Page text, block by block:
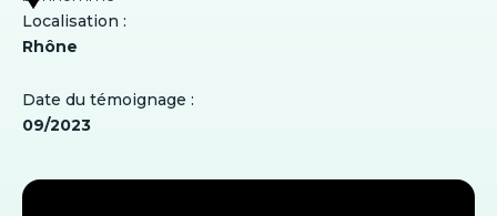
Localisation :
Rhône
Date du témoignage :
09/2023